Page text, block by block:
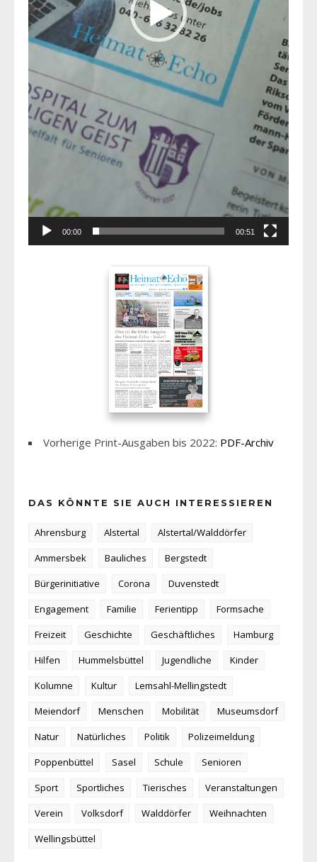
00:00 00:51
Vorherige Print-Ausgaben bis 2022: PDF-Archiv
DAS KÖNNTE SIE AUCH INTERESSIEREN
Ahrensburg Alstertal
Alstertal/Walddörfer
Ammersbek
Bauliches
Bergstedt
Bürgerinitiative
Corona
Duvenstedt
Engagement
Familie Ferientipp
Formsache
Freizeit
Geschichte Geschäftliches
Hamburg
Hilfen
Hummelsbüttel Jugendliche
Kinder
Kolumne
Kultur
Lemsahl-Mellingstedt
Meiendorf
Menschen Mobilität
Museumsdorf
Natur
Natürliches Politik
Polizeimeldung
Poppenbüttel
Sasel Schule
Senioren
Sport
Sportliches Tierisches
Veranstaltungen
Verein
Volksdorf Walddörfer
Weihnachten
Wellingsbüttel